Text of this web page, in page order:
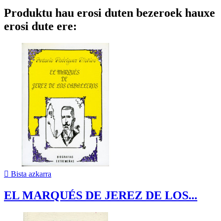
Produktu hau erosi duten bezeroek hauxe
erosi dute ere:
 Bista azkarra
EL MARQUÉS DE JEREZ DE LOS...